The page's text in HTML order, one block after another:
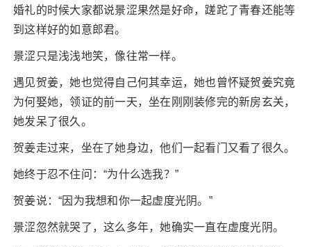
婚礼的时候大家都说景涩果然是好命，蹉跎了青春还能等
到这样好的如意郎君。
景涩只是浅浅地笑，像往常一样。
遇见贺姜，她也觉得自己何其幸运，她也曾怀疑贺姜究竟
为何娶她，领证的前一天，坐在刚刚装修完的新房玄关，
她发呆了很久。
贺姜走过来，坐在了她身边，他们一起看门又看了很久。
她终于忍不住问：“为什么选我？”
贺姜说：“因为我想和你一起虚度光阴。”
景涩忽然就哭了，这么多年，她确实一直在虚度光阴。